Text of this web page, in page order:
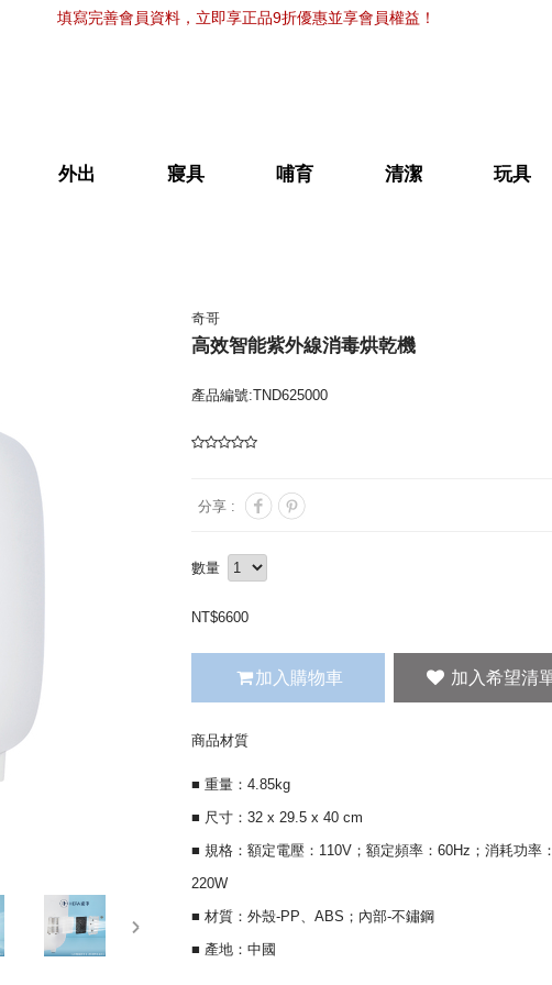
填寫完善會員資料，立即享正品9折優惠並享會員權益！
外出 寢具 哺育 清潔 玩具
next
奇哥
高效智能紫外線消毒烘乾機
產品編號:TND625000
分享 :
數量
NT$6600
加入購物車
商品材質
■ 重量：4.85kg
■ 尺寸：32 x 29.5 x 40 cm
■ 規格：額定電壓：110V；額定頻率：60Hz；消耗功率：
220W
■ 材質：外殼-PP、ABS；內部-不鏽鋼
■ 產地：中國